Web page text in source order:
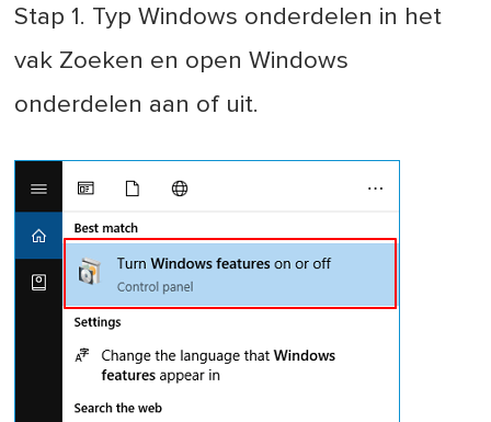
Stap 1. Typ Windows onderdelen in het
vak Zoeken en open Windows
onderdelen aan of uit.